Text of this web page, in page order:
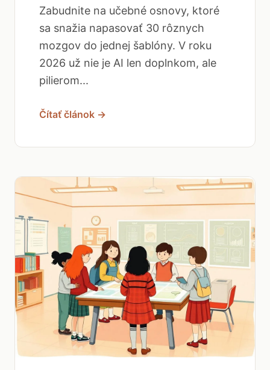
Zabudnite na učebné osnovy, ktoré
sa snažia napasovať 30 rôznych
mozgov do jednej šablóny. V roku
2026 už nie je AI len doplnkom, ale
pilierom...
Čítať článok →